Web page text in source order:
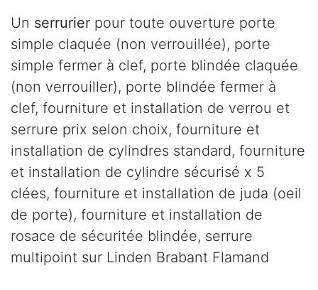
Un serrurier pour toute ouverture porte
simple claquée (non verrouillée), porte
simple fermer à clef, porte blindée claquée
(non verrouiller), porte blindée fermer à
clef, fourniture et installation de verrou et
serrure prix selon choix, fourniture et
installation de cylindres standard, fourniture
et installation de cylindre sécurisé x 5
clées, fourniture et installation de juda (oeil
de porte), fourniture et installation de
rosace de sécuritée blindée, serrure
multipoint sur Linden Brabant Flamand